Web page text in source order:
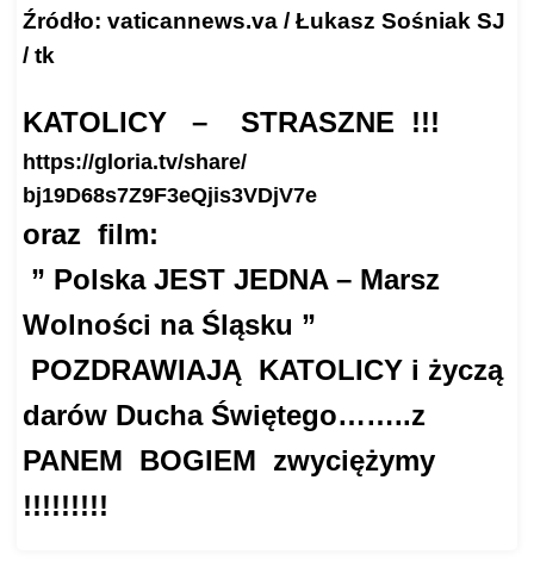
Źródło: vaticannews.va/ Łukasz Sośniak SJ
/ tk
KATOLICY – STRASZNE !!!
https://gloria.tv/share/
bj19D68s7Z9F3eQjis3VDjV7e
oraz film:
” Polska JEST JEDNA – Marsz
Wolności na Śląsku ”
POZDRAWIAJĄ KATOLICY i życzą
darów Ducha Świętego……..z
PANEM BOGIEM zwyciężymy
!!!!!!!!!